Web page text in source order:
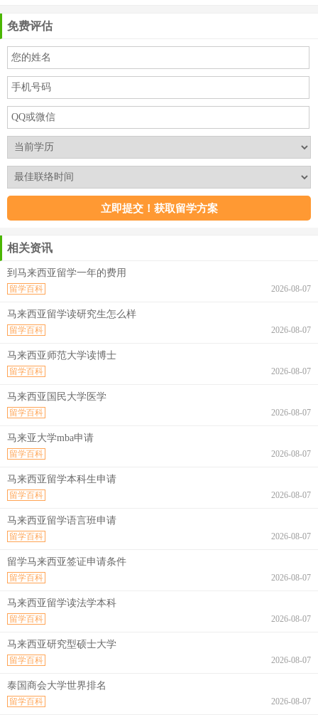
免费评估
相关资讯
到马来西亚留学一年的费用
2026-08-07
留学百科
马来西亚留学读研究生怎么样
2026-08-07
留学百科
马来西亚师范大学读博士
2026-08-07
留学百科
马来西亚国民大学医学
2026-08-07
留学百科
马来亚大学mba申请
2026-08-07
留学百科
马来西亚留学本科生申请
2026-08-07
留学百科
马来西亚留学语言班申请
2026-08-07
留学百科
留学马来西亚签证申请条件
2026-08-07
留学百科
马来西亚留学读法学本科
2026-08-07
留学百科
马来西亚研究型硕士大学
2026-08-07
留学百科
泰国商会大学世界排名
2026-08-07
留学百科